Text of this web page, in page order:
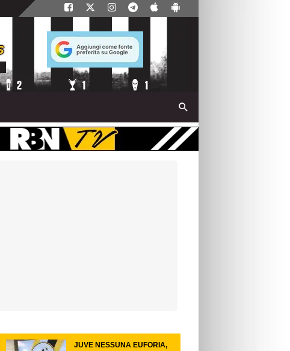
JUVE NESSUNA EUFORIA,